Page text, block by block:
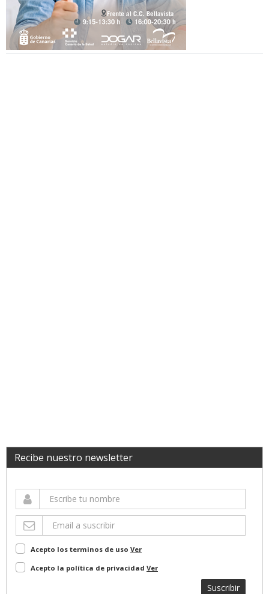
Recibe nuestro newsletter
Acepto los terminos de uso Ver
Acepto la política de privacidad Ver
Suscribir